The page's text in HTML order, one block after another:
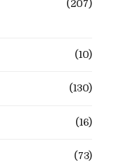
(207)
(10)
(130)
(16)
(73)